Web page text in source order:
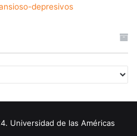
depresivos
Universidad de las Américas